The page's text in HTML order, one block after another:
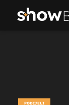
PODIJELI